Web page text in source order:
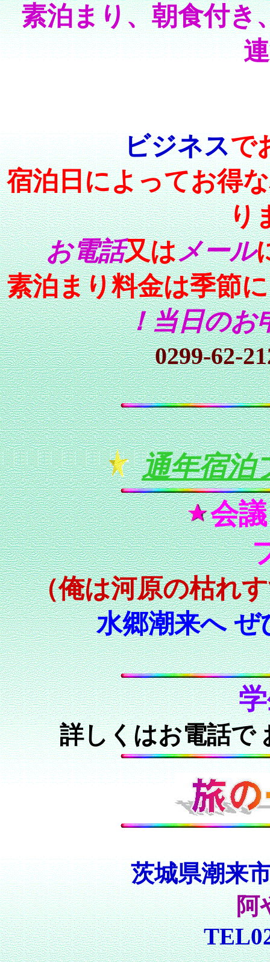
素泊まり、朝食付き
ビジネスで
宿泊日によってお得
り
お電話又はメール
素泊まり料金は季節
！当日のお
0299-62-
通年宿泊
会
（俺は河原の枯れ
水郷潮来へ ぜ
詳しくはお電話で
茨城県潮来
阿